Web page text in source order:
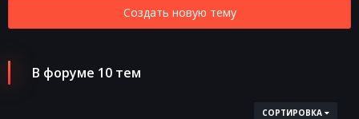
Создать новую тему
В форуме 10 тем
СОРТИРОВКА